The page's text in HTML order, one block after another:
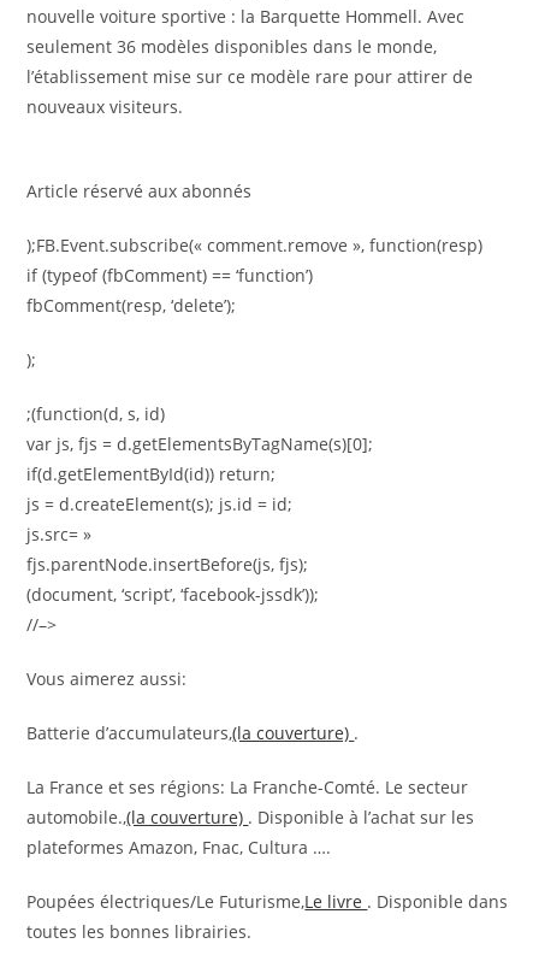
nouvelle voiture sportive : la Barquette Hommell. Avec
seulement 36 modèles disponibles dans le monde,
l’établissement mise sur ce modèle rare pour attirer de
nouveaux visiteurs.
Article réservé aux abonnés
);FB.Event.subscribe(« comment.remove », function(resp)
if (typeof (fbComment) == ‘function’)
fbComment(resp, ‘delete’);
);
;(function(d, s, id)
var js, fjs = d.getElementsByTagName(s)[0];
if(d.getElementById(id)) return;
js = d.createElement(s); js.id = id;
js.src= »
fjs.parentNode.insertBefore(js, fjs);
(document, ‘script’, ‘facebook-jssdk’));
//–>
Vous aimerez aussi:
Batterie d’accumulateurs,(la couverture) .
La France et ses régions: La Franche-Comté. Le secteur
automobile.,(la couverture) . Disponible à l’achat sur les
plateformes Amazon, Fnac, Cultura ….
Poupées électriques/Le Futurisme,Le livre . Disponible dans
toutes les bonnes librairies.